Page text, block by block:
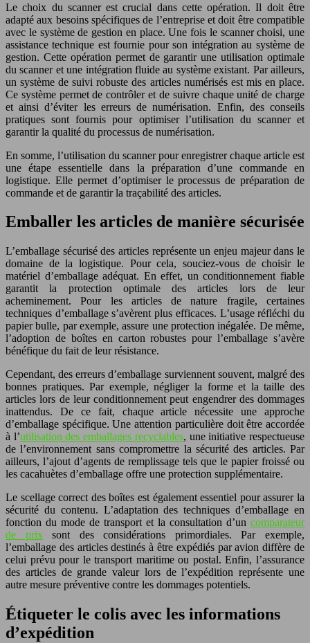
Le choix du scanner est crucial dans cette opération. Il doit être
adapté aux besoins spécifiques de l’entreprise et doit être compatible
avec le système de gestion en place. Une fois le scanner choisi, une
assistance technique est fournie pour son intégration au système de
gestion. Cette opération permet de garantir une utilisation optimale
du scanner et une intégration fluide au système existant. Par ailleurs,
un système de suivi robuste des articles numérisés est mis en place.
Ce système permet de contrôler et de suivre chaque unité de charge
et ainsi d’éviter les erreurs de numérisation. Enfin, des conseils
pratiques sont fournis pour optimiser l’utilisation du scanner et
garantir la qualité du processus de numérisation.
En somme, l’utilisation du scanner pour enregistrer chaque article est
une étape essentielle dans la préparation d’une commande en
logistique. Elle permet d’optimiser le processus de préparation de
commande et de garantir la traçabilité des articles.
Emballer les articles de manière sécurisée
L’emballage sécurisé des articles représente un enjeu majeur dans le
domaine de la logistique. Pour cela, souciez-vous de choisir le
matériel d’emballage adéquat. En effet, un conditionnement fiable
garantit la protection optimale des articles lors de leur
acheminement. Pour les articles de nature fragile, certaines
techniques d’emballage s’avèrent plus efficaces. L’usage réfléchi du
papier bulle, par exemple, assure une protection inégalée. De même,
l’adoption de boîtes en carton robustes pour l’emballage s’avère
bénéfique du fait de leur résistance.
Cependant, des erreurs d’emballage surviennent souvent, malgré des
bonnes pratiques. Par exemple, négliger la forme et la taille des
articles lors de leur conditionnement peut engendrer des dommages
inattendus. De ce fait, chaque article nécessite une approche
d’emballage spécifique. Une attention particulière doit être accordée
à l’utilisation des emballages recyclables, une initiative respectueuse
de l’environnement sans compromettre la sécurité des articles. Par
ailleurs, l’ajout d’agents de remplissage tels que le papier froissé ou
les cacahuètes d’emballage offre une protection supplémentaire.
Le scellage correct des boîtes est également essentiel pour assurer la
sécurité du contenu. L’adaptation des techniques d’emballage en
fonction du mode de transport et la consultation d’un comparateur
de prixsont des considérations primordiales. Par exemple,
l’emballage des articles destinés à être expédiés par avion diffère de
celui prévu pour le transport maritime ou postal. Enfin, l’assurance
des articles de grande valeur lors de l’expédition représente une
autre mesure préventive contre les dommages potentiels.
Étiqueter le colis avec les informations
d’expédition